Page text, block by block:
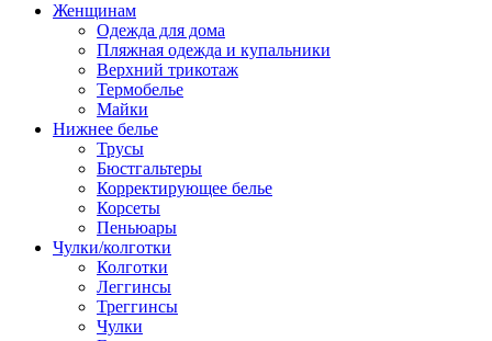
Женщинам
Одежда для дома
Пляжная одежда и купальники
Верхний трикотаж
Термобелье
Майки
Нижнее белье
Трусы
Бюстгальтеры
Корректирующее белье
Корсеты
Пеньюары
Чулки/колготки
Колготки
Леггинсы
Треггинсы
Чулки